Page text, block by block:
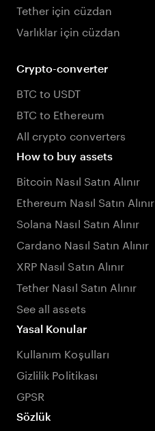
Tether için cüzdan
Varlıklar için cüzdan
Crypto-converter
BTC to USDT
BTC to Ethereum
All crypto converters
How to buy assets
Bitcoin Nasıl Satın Alınır
Ethereum Nasıl Satın Alınır
Solana Nasıl Satın Alınır
Cardano Nasıl Satın Alınır
XRP Nasıl Satın Alınır
Tether Nasıl Satın Alınır
See all assets
Yasal Konular
Kullanım Koşulları
Gizlilik Politikası
GPSR
Sözlük